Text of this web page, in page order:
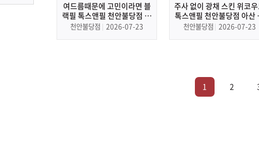
여드름때문에 고민이라면 블
랙필 톡스앤필 천안불당점 불
당동 피부과, 피부관리
천안불당점 2026-07-23
주사 없이 광채 스킨 위코
톡스앤필 천안불당점 아산
부과, 피부관리
천안불당점 2026-07-23
1 2